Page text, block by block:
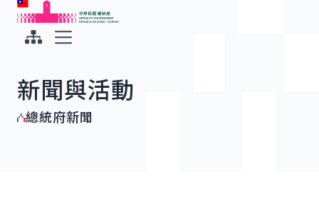
跳到主要內容
中華民國總統府
新聞與活動
總統府新聞